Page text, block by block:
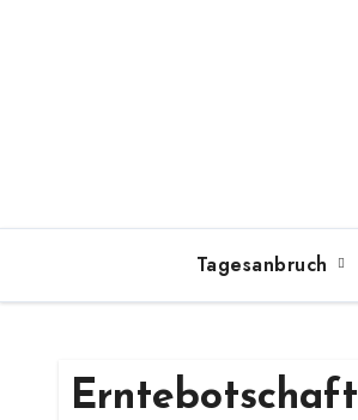
Tagesanbruch
Erntebotschaft